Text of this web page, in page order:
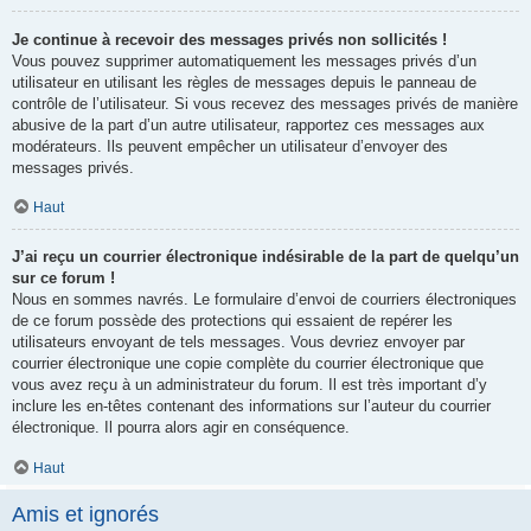
Je continue à recevoir des messages privés non sollicités !
Vous pouvez supprimer automatiquement les messages privés d’un
utilisateur en utilisant les règles de messages depuis le panneau de
contrôle de l’utilisateur. Si vous recevez des messages privés de manière
abusive de la part d’un autre utilisateur, rapportez ces messages aux
modérateurs. Ils peuvent empêcher un utilisateur d’envoyer des
messages privés.
Haut
J’ai reçu un courrier électronique indésirable de la part de quelqu’un
sur ce forum !
Nous en sommes navrés. Le formulaire d’envoi de courriers électroniques
de ce forum possède des protections qui essaient de repérer les
utilisateurs envoyant de tels messages. Vous devriez envoyer par
courrier électronique une copie complète du courrier électronique que
vous avez reçu à un administrateur du forum. Il est très important d’y
inclure les en-têtes contenant des informations sur l’auteur du courrier
électronique. Il pourra alors agir en conséquence.
Haut
Amis et ignorés